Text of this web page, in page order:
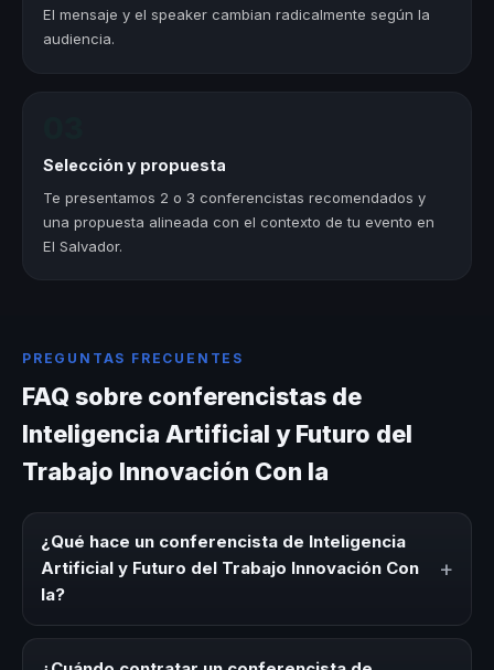
El mensaje y el speaker cambian radicalmente según la
audiencia.
Selección y propuesta
Te presentamos 2 o 3 conferencistas recomendados y
una propuesta alineada con el contexto de tu evento en
El Salvador.
PREGUNTAS FRECUENTES
FAQ sobre conferencistas de
Inteligencia Artificial y Futuro del
Trabajo Innovación Con Ia
¿Qué hace un conferencista de Inteligencia
Artificial y Futuro del Trabajo Innovación Con
Ia?
+
Trabajo Innovación Con Ia es un experto que comparte